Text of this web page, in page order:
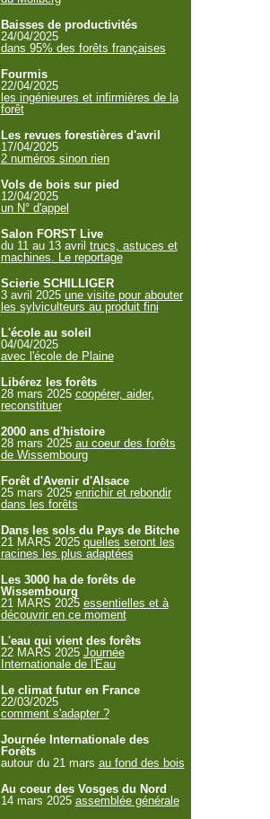
Baisses de productivités
24/04/2025
dans 95% des forêts françaises
Fourmis
22/04/2025
les ingénieures et infirmières de la
forêt
Les revues forestières d'avril
17/04/2025
2 numéros sinon rien
Vols de bois sur pied
12/04/2025
un N° d'appel
Salon FORST Live
du 11 au 13 avril trucs, astuces et
machines. Le reportage
Scierie SCHILLIGER
3 avril 2025 une visite pour abouter
les sylviculteurs au produit fini
L'école au soleil
04/04/2025
avec l'école de Plaine
Libérez les forêts
28 mars 2025 coopérer, aider,
reconstituer
2000 ans d'histoire
28 mars 2025 au coeur des forêts
de Wissembourg
Forêt d'Avenir d'Alsace
25 mars 2025 enrichir et rebondir
dans les forêts
Dans les sols du Pays de Bitche
21 MARS 2025 quelles seront les
racines les plus adaptées
Les 3000 ha de forêts de
Wissembourg
21 MARS 2025 essentielles et à
découvrir en ce moment
L'eau qui vient des forêts
22 MARS 2025 Journée
Internationale de l'Eau
Le climat futur en France
22/03/2025
comment s'adapter ?
Journée Internationale des
Forêts
autour du 21 mars au fond des bois
Au coeur des Vosges du Nord
14 mars 2025 assemblée générale